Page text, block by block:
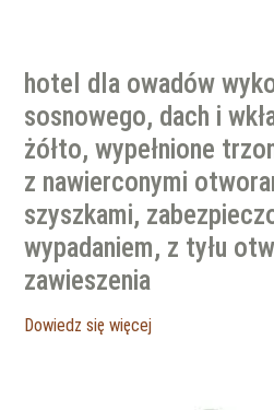
hotel dla owadów
sosnowego, dach i
żółto, wypełnione
z nawierconymi
szyszkami,
wypadaniem, z tyłu
zawieszenia
Dowiedz się więcej